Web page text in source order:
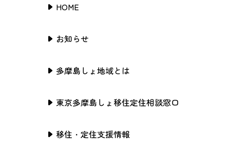
HOME
お知らせ
多摩島しょ地域とは
東京多摩島しょ移住定住相談窓口
移住・定住支援情報